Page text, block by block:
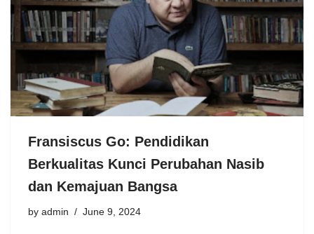
Fransiscus Go: Pendidikan
Berkualitas Kunci Perubahan Nasib
dan Kemajuan Bangsa
by admin June 9, 2024